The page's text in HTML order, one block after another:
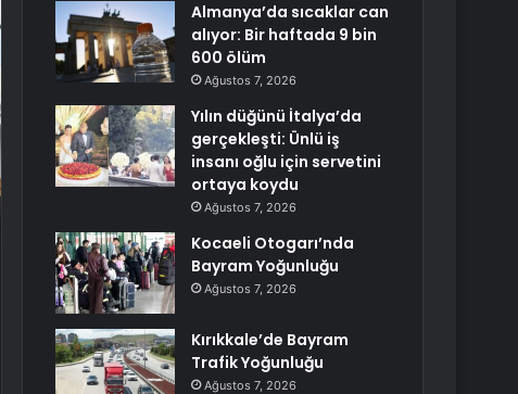
Almanya’da sıcaklar can
alıyor: Bir haftada 9 bin
600 ölüm
Ağustos 7, 2026
Yılın düğünü İtalya’da
gerçekleşti: Ünlü iş
insanı oğlu için servetini
ortaya koydu
Ağustos 7, 2026
Kocaeli Otogarı’nda
Bayram Yoğunluğu
Ağustos 7, 2026
Kırıkkale’de Bayram
Trafik Yoğunluğu
Ağustos 7, 2026